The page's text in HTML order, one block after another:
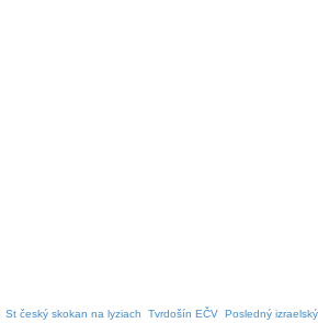
St český skokan na lyziach Tvrdošín EČV Posledný